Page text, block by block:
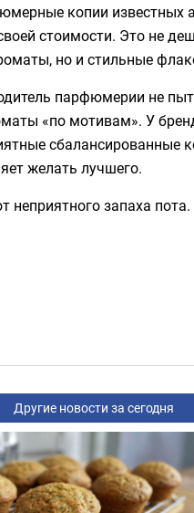
копии известных
стоимости. Это не
но и стильные
парфюмерии не
«по мотивам». У
сбалансированные
желать лучшего.
неприятного запаха пота.
Другие новости за сегодня